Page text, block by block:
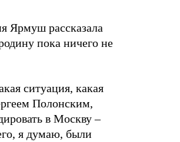
Ярмуш рассказала
пока ничего не
ситуация, какая
Полонским,
в Москву –
я думаю, были